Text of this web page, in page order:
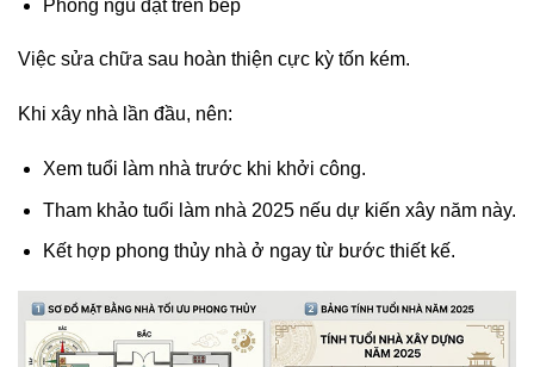
Phòng ngủ đặt trên bếp
Việc sửa chữa sau hoàn thiện cực kỳ tốn kém.
Khi xây nhà lần đầu, nên:
Xem tuổi làm nhà trước khi khởi công.
Tham khảo tuổi làm nhà 2025 nếu dự kiến xây năm này.
Kết hợp phong thủy nhà ở ngay từ bước thiết kế.